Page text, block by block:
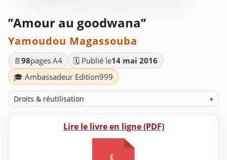
’’Amour au goodwana’’
Yamoudou Magassouba
📄 98pages A4 🗓️ Publié le14 mai 2016
🎓 Ambassadeur Edition999
Droits & réutilisation ▾
Lire le livre en ligne (PDF)